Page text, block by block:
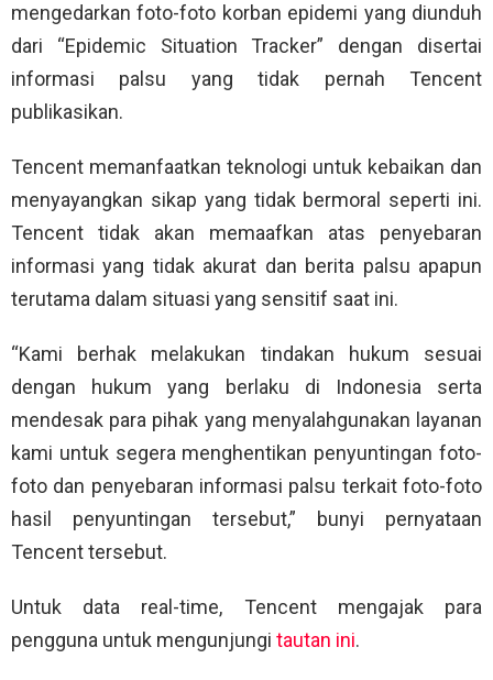
mengedarkan foto-foto korban epidemi yang diunduh
dari “Epidemic Situation Tracker” dengan disertai
informasi palsu yang tidak pernah Tencent
publikasikan.
Tencent memanfaatkan teknologi untuk kebaikan dan
menyayangkan sikap yang tidak bermoral seperti ini.
Tencent tidak akan memaafkan atas penyebaran
informasi yang tidak akurat dan berita palsu apapun
terutama dalam situasi yang sensitif saat ini.
“Kami berhak melakukan tindakan hukum sesuai
dengan hukum yang berlaku di Indonesia serta
mendesak para pihak yang menyalahgunakan layanan
kami untuk segera menghentikan penyuntingan foto-
foto dan penyebaran informasi palsu terkait foto-foto
hasil penyuntingan tersebut,” bunyi pernyataan
Tencent tersebut.
Untuk data real-time, Tencent mengajak para
pengguna untuk mengunjungi tautan ini.